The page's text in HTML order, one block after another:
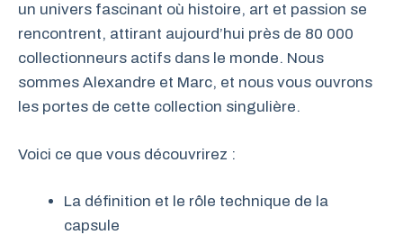
un univers fascinant où histoire, art et passion se
rencontrent, attirant aujourd’hui près de 80 000
collectionneurs actifs dans le monde. Nous
sommes Alexandre et Marc, et nous vous ouvrons
les portes de cette collection singulière.
Voici ce que vous découvrirez :
La définition et le rôle technique de la
capsule